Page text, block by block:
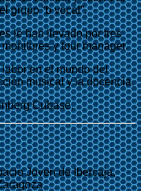
grupo “b vocal”.
le han llevado por tres
y tour manager.
en el mundo del
musical y la docencia.
Cubase.
Joven de Ibercaja,